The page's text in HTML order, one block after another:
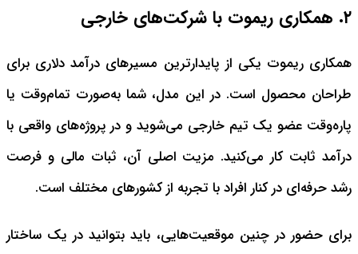
۲. همکاری ریموت با شرکت‌های خارجی
همکاری ریموت یکی از پایدارترین مسیرهای درآمد دلاری برای
طراحان محصول است. در این مدل، شما به‌صورت تمام‌وقت یا
پاره‌وقت عضو یک تیم خارجی می‌شوید و در پروژه‌های واقعی با
درآمد ثابت کار می‌کنید. مزیت اصلی آن، ثبات مالی و فرصت
رشد حرفه‌ای در کنار افراد با تجربه از کشورهای مختلف است.
برای حضور در چنین موقعیت‌هایی، باید بتوانید در یک ساختار